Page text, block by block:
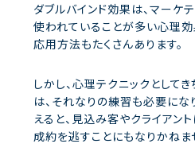
ダブルバインド効果は、マーケ
使われていることが多い心理効
応用方法もたくさんあります。
しかし、心理テクニックとして
は、それなりの練習も必要にな
えると、見込み客やクライアン
成約を逃すことにもなりかねま